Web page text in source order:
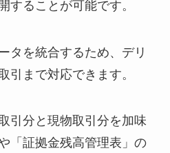
することが可能です。
タを統合するため、デリ
引まで対応できます。
引分と現物取引分を加味
「証拠金残高管理表」の